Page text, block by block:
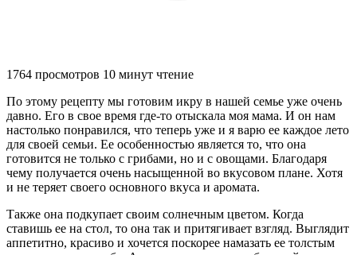
1764 просмотров 10 минут чтение
По этому рецепту мы готовим икру в нашей семье уже очень
давно. Его в свое время где-то отыскала моя мама. И он нам
настолько понравился, что теперь уже и я варю ее каждое лето
для своей семьи. Ее особенностью является то, что она
готовится не только с грибами, но и с овощами. Благодаря
чему получается очень насыщенной во вкусовом плане. Хотя
и не теряет своего основного вкуса и аромата.
Также она подкупает своим солнечным цветом. Когда
ставишь ее на стол, то она так и притягивает взгляд. Выглядит
аппетитно, красиво и хочется поскорее намазать ее толстым